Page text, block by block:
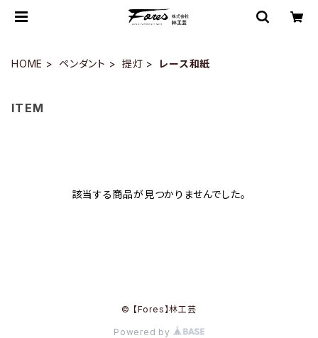
HOME ペンダント 提灯 レース和紙
ITEM
該当する商品が見つかりませんでした。
© 【Fores】林工芸
Powered by